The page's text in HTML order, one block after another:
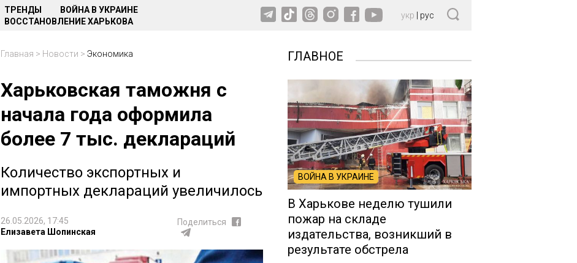
ТРЕНДЫ
ВОЙНА В УКРАИНЕ
ВОССТАНОВЛЕНИЕ ХАРЬКОВА
укр рус
Главная > Новости > Экономика
Харьковская таможня с
начала года оформила
более 7 тыс. деклараций
Количество экспортных и
импортных деклараций увеличилось
26.05.2026, 17:45
Елизавета Шопинская
Поделиться
ГЛАВНОЕ
ВОЙНА В УКРАИНЕ
В Харькове неделю тушили
пожар на складе
издательства, возникший в
результате обстрела